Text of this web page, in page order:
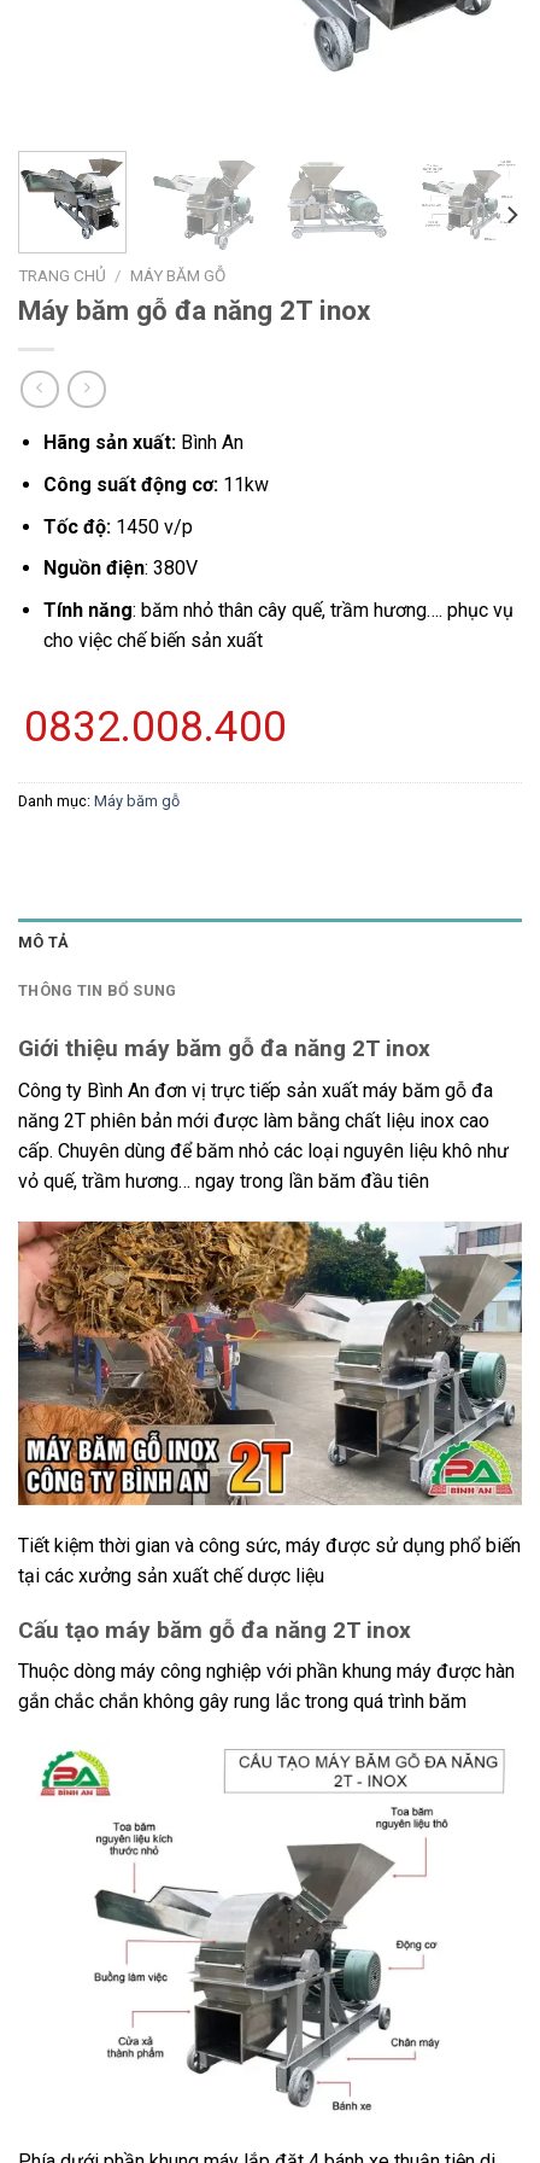
TRANG CHỦ / MÁY BĂM GỖ
Máy băm gỗ đa năng 2T inox
Hãng sản xuất: Bình An
Công suất động cơ: 11kw
Tốc độ:1450 v/p
Nguồn điện: 380V
Tính năng: băm nhỏ thân cây quế, trầm hương…. phục vụ
cho việc chế biến sản xuất
0832.008.400
Danh mục: Máy băm gỗ
MÔ TẢ
THÔNG TIN BỔ SUNG
Giới thiệu máy băm gỗ đa năng 2T inox
Công ty Bình An đơn vị trực tiếp sản xuất máy băm gỗ đa
năng 2T phiên bản mới được làm bằng chất liệu inox cao
cấp. Chuyên dùng để băm nhỏ các loại nguyên liệu khô như
vỏ quế, trầm hương… ngay trong lần băm đầu tiên
Tiết kiệm thời gian và công sức, máy được sử dụng phổ biến
tại các xưởng sản xuất chế dược liệu
Cấu tạo máy băm gỗ đa năng 2T inox
Thuộc dòng máy công nghiệp với phần khung máy được hàn
gắn chắc chắn không gây rung lắc trong quá trình băm